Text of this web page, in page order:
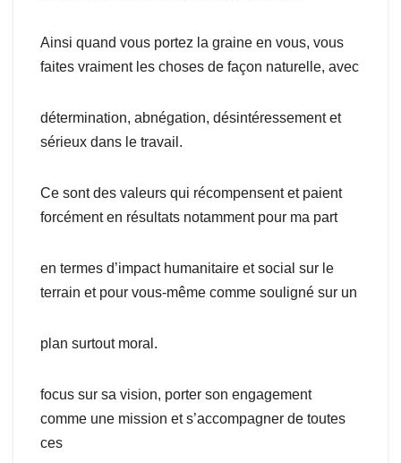
Ainsi quand vous portez la graine en vous, vous
faites vraiment les choses de façon naturelle, avec
détermination, abnégation, désintéressement et
sérieux dans le travail.
Ce sont des valeurs qui récompensent et paient
forcément en résultats notamment pour ma part
en termes d’impact humanitaire et social sur le
terrain et pour vous-même comme souligné sur un
plan surtout moral.
focus sur sa vision, porter son engagement
comme une mission et s’accompagner de toutes
ces